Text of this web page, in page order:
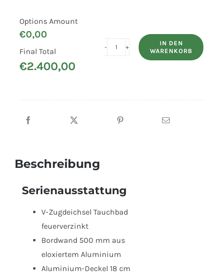
Options Amount
€0,00
Final Total
€2.400,00
HUMBAUR
500
IN DEN
WARENKORB
Beschreibung
Serienausstattung
V-Zugdeichsel Tauchbad
feuerverzinkt
Bordwand 500 mm aus
eloxiertem Aluminium
Aluminium-Deckel 18 cm